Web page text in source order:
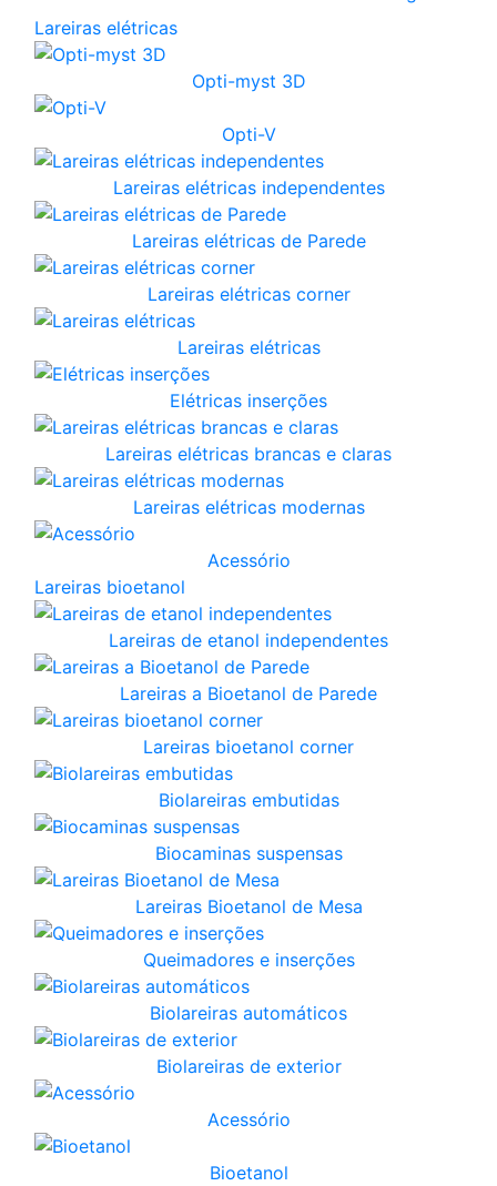
Lareiras elétricas
Opti-myst 3D
Opti-V
Lareiras elétricas independentes
Lareiras elétricas de Parede
Lareiras elétricas corner
Lareiras elétricas
Elétricas inserções
Lareiras elétricas brancas e claras
Lareiras elétricas modernas
Acessório
Lareiras bioetanol
Lareiras de etanol independentes
Lareiras a Bioetanol de Parede
Lareiras bioetanol corner
Biolareiras embutidas
Biocaminas suspensas
Lareiras Bioetanol de Mesa
Queimadores e inserções
Biolareiras automáticos
Biolareiras de exterior
Acessório
Bioetanol